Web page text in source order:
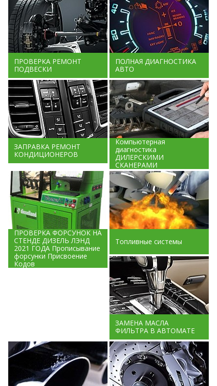
ПРОВЕРКА РЕМОНТ
ПОДВЕСКИ
ПОЛНАЯ ДИАГНОСТИКА
АВТО
ЗАПРАВКА РЕМОНТ
КОНДИЦИОНЕРОВ
Компьютерная
диагностика
ДИЛЕРСКИМИ
СКАНЕРАМИ
ПРОВЕРКА ФОРСУНОК НА
СТЕНДЕ ДИЗЕЛЬ ЛЭНД
2021 ГОДА Прописывание
форсунки Присвоение
Кодов
Топливные системы
ЗАМЕНА МАСЛА
ФИЛЬТРА В АВТОМАТЕ